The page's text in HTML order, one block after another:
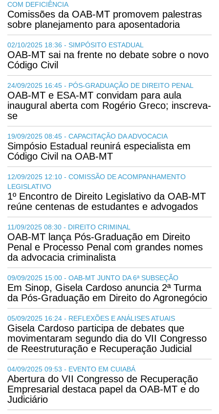
COM DEFICIÊNCIA
Comissões da OAB-MT promovem palestras
sobre planejamento para aposentadoria
02/10/2025 18:36 - SIMPÓSITO ESTADUAL
OAB-MT sai na frente no debate sobre o novo
Código Civil
24/09/2025 16:45 - PÓS-GRADUAÇÃO DE DIREITO PENAL
OAB-MT e ESA-MT convidam para aula
inaugural aberta com Rogério Greco; inscreva-
se
19/09/2025 08:45 - CAPACITAÇÃO DA ADVOCACIA
Simpósio Estadual reunirá especialista em
Código Civil na OAB-MT
12/09/2025 12:10 - COMISSÃO DE ACOMPANHAMENTO
LEGISLATIVO
1º Encontro de Direito Legislativo da OAB-MT
reúne centenas de estudantes e advogados
11/09/2025 08:30 - DIREITO CRIMINAL
OAB-MT lança Pós-Graduação em Direito
Penal e Processo Penal com grandes nomes
da advocacia criminalista
09/09/2025 15:00 - OAB-MT JUNTO DA 6ª SUBSEÇÃO
Em Sinop, Gisela Cardoso anuncia 2ª Turma
da Pós-Graduação em Direito do Agronegócio
05/09/2025 16:24 - REFLEXÕES E ANÁLISES ATUAIS
Gisela Cardoso participa de debates que
movimentaram segundo dia do VII Congresso
de Reestruturação e Recuperação Judicial
04/09/2025 09:53 - EVENTO EM CUIABÁ
Abertura do VII Congresso de Recuperação
Empresarial destaca papel da OAB-MT e do
Judiciário